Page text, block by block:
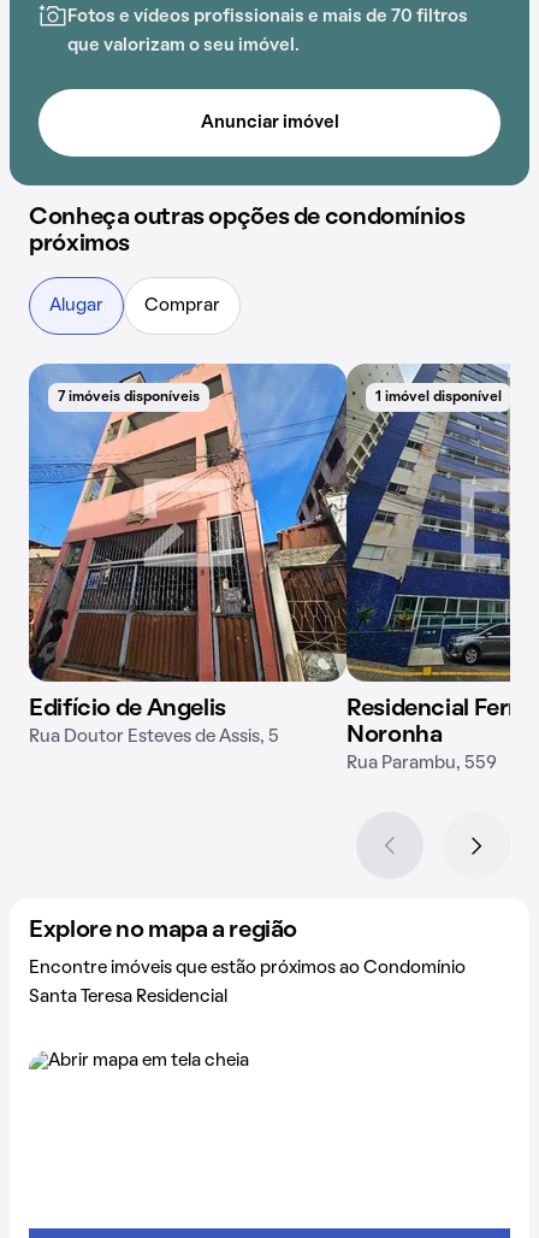
Fotos e vídeos profissionais e mais de 70 filtros
que valorizam o seu imóvel.
Anunciar imóvel
Conheça outras opções de condomínios
próximos
Alugar Comprar
7 imóveis disponíveis
Edifício de Angelis
Rua Doutor Esteves de Assis, 5
1 imóvel disponível
Residencial
Noronha
Rua Parambu, 559
Explore no mapa a região
Encontre imóveis que estão próximos ao Condomínio
Santa Teresa Residencial